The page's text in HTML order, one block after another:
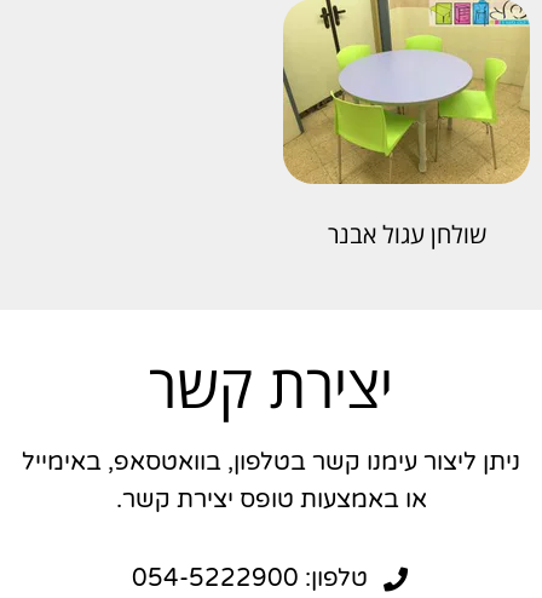
שולחן עגול אבנר
יצירת קשר
ניתן ליצור עימנו קשר בטלפון, בוואטסאפ, באימייל
או באמצעות טופס יצירת קשר.
טלפון: 054-5222900